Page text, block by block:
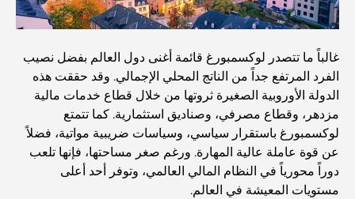
أغلى سيارة لامبورغيني على الإطلاق: قائمة هواة الجمع
أغلى مدارس جيمس في دبي: دليل شامل للآباء
غالباً ما تتصدر لوكسمبورغ قائمة أغنى دول العالم بفضل نصيب
الفرد المرتفع جداً من الناتج المحلي الإجمالي. وقد حققت هذه
الدولة الأوروبية الصغيرة ثروتها من خلال قطاع خدمات مالية
مزدهر، وقطاع مصرفي، وصناديق استثمارية. كما تتمتع
لوكسمبورغ باستقرار سياسي، وسياسات ضريبية مواتية، فضلاً
عن قوة عاملة عالية المهارة. ورغم صغر مساحتها، فإنها تلعب
دوراً محورياً في النظام المالي العالمي، وتوفر أحد أعلى
مستويات المعيشة في العالم.